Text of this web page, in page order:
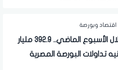
اقتصاد وبورصة
خلال الأسبوع الماضي.. 392.9 مليار
تداولات البورصة المصرية